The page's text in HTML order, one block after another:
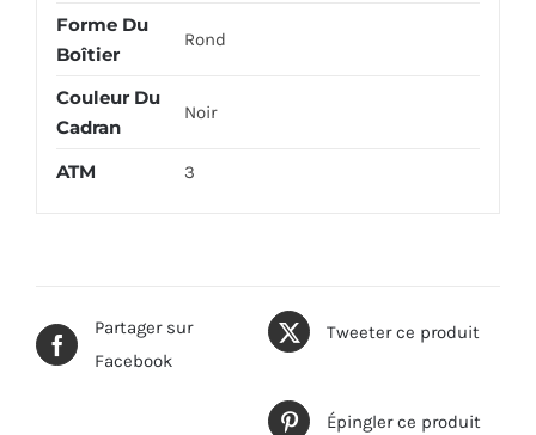
Forme Du
Boîtier
Rond
Couleur Du
Cadran
Noir
ATM 3
Partager sur
Facebook
Tweeter ce produit
Épingler ce produit